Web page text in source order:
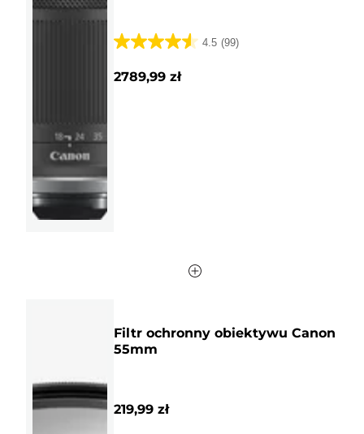
4.5 (99)
4.5
na
2789,99 zł
Filtr ochronny obiektywu Canon
55mm
219,99 zł